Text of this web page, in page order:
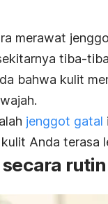
merawat
tiba-
bahwa kulit
jenggot gatal
Anda terasa
rutin